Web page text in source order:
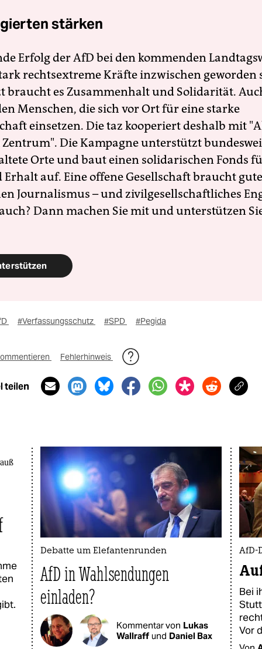
stärken
Erfolg der AfD bei den kommenden
rechtsextreme Kräfte inzwischen geworden
braucht es Zusammenhalt und Solidarität.
Menschen, die sich vor Ort für eine starke
einsetzen. Die taz kooperiert deshalb mit
Die Kampagne unterstützt
Orte und baut einen solidarischen Fonds
Erhalt auf. Eine offene Gesellschaft braucht
Journalismus – und zivilgesellschaftliches
Dann machen Sie mit und unterstützen
#Verfassungsschutz #SPD #Pegida
Fehlerhinweis
teilen
Debatte um Elefantenrunden
AfD in Wahlsendungen
einladen?
Kommentar von Lukas
Wallraff und Daniel Bax
AfD-
Bei
Vor